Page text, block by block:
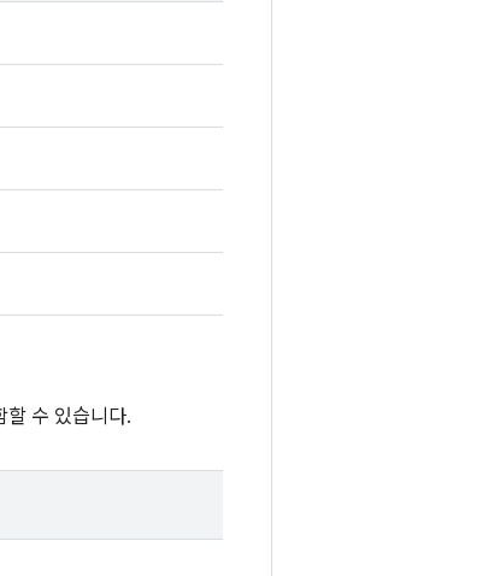
수 있습니다.